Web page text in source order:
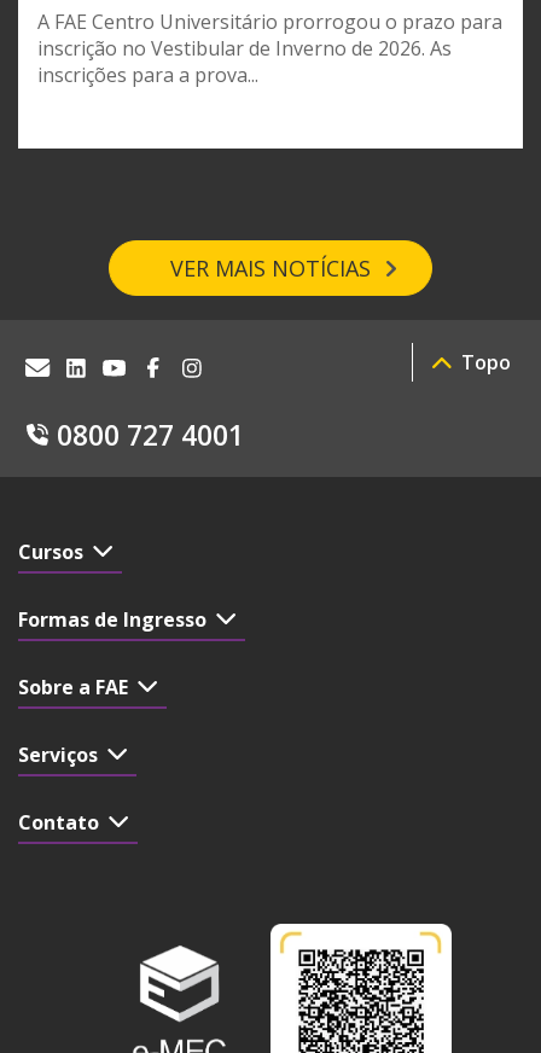
A FAE Centro Universitário prorrogou o prazo para
inscrição no Vestibular de Inverno de 2026. As
inscrições para a prova...
VER MAIS NOTÍCIAS
0800 727 4001
Topo
Cursos
Formas de Ingresso
Sobre a FAE
Serviços
Contato